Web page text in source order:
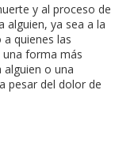
y al proceso de
alguien, ya sea a la
quienes las
una forma más
alguien o una
pesar del dolor de